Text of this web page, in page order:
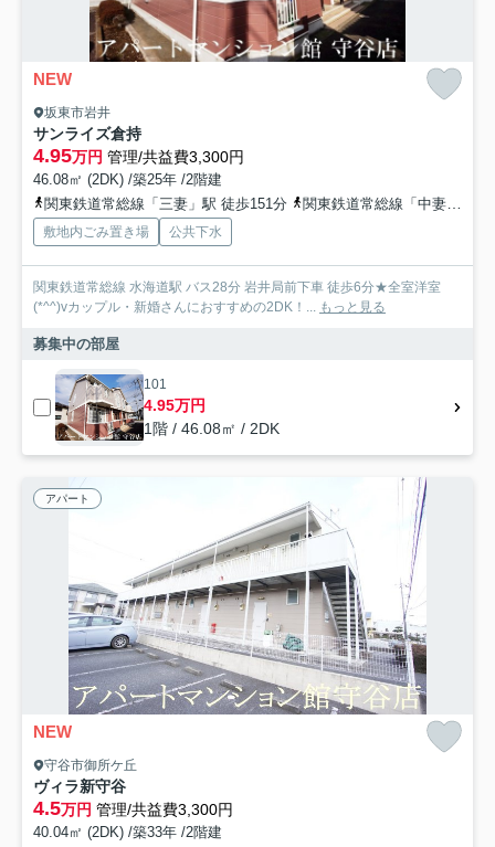
NEW
坂東市岩井
サンライズ倉持
4.95万円 管理/共益費3,300円
46.08㎡ (2DK) /築25年 /2階建
関東鉄道常総線「三妻」駅 徒歩151分
関東鉄道常総線「中妻」駅 徒歩157分
敷地内ごみ置き場 公共下水
関東鉄道常総線 水海道駅 バス28分 岩井局前下車 徒歩6分★全室洋室
(*^^)vカップル・新婚さんにおすすめの2DK！... もっと見る
募集中の部屋
101
4.95万円
1階 / 46.08㎡ / 2DK
アパート
NEW
守谷市御所ケ丘
ヴィラ新守谷
4.5万円 管理/共益費3,300円
40.04㎡ (2DK) /築33年 /2階建